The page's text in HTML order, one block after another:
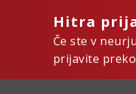
Hitra
Če ste v
prijavite